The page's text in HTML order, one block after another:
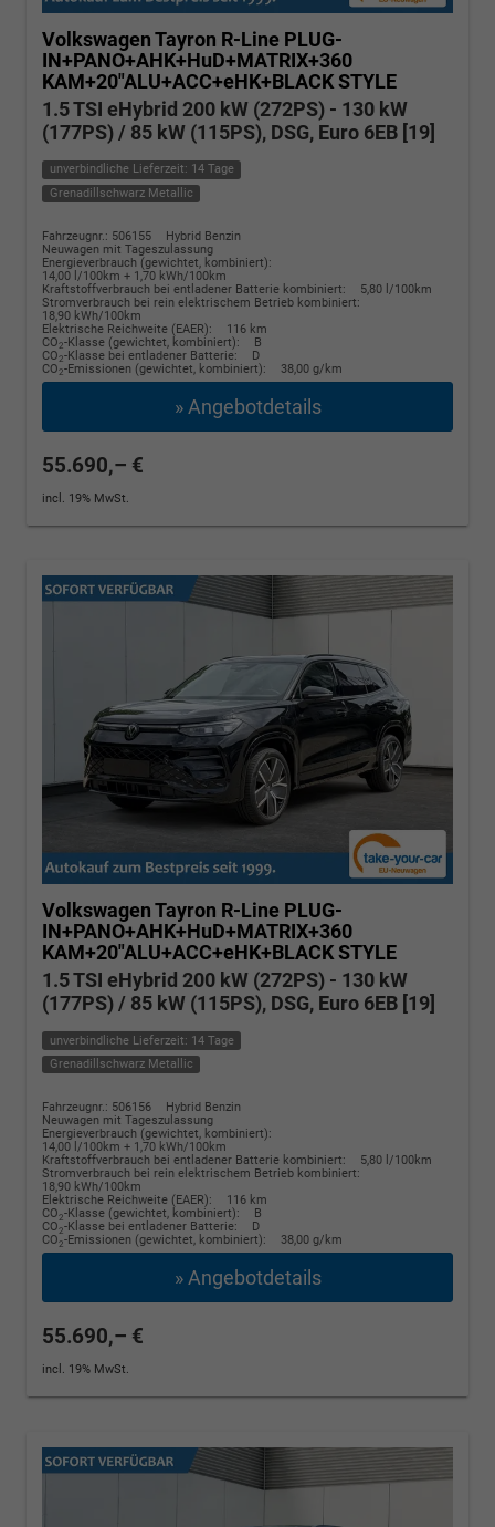
Volkswagen Tayron R-Line PLUG-
IN+PANO+AHK+HuD+MATRIX+360
KAM+20"ALU+ACC+eHK+BLACK STYLE
1.5 TSI eHybrid 200 kW (272PS) - 130 kW
(177PS) / 85 kW (115PS), DSG, Euro 6EB [19]
unverbindliche Lieferzeit: 14 Tage
Grenadillschwarz Metallic
Fahrzeugnr.: 506155
Hybrid Benzin
Neuwagen mit Tageszulassung
Energieverbrauch (gewichtet, kombiniert):
14,00 l/100km + 1,70 kWh/100km
Kraftstoffverbrauch bei entladener Batterie kombiniert:
5,80 l/100km
Stromverbrauch bei rein elektrischem Betrieb kombiniert:
18,90 kWh/100km
Elektrische Reichweite (EAER):
116 km
CO2-Klasse (gewichtet, kombiniert):
B
CO2-Klasse bei entladener Batterie:
D
CO2-Emissionen (gewichtet, kombiniert): 38,00 g/km
» Angebotdetails
55.690,– €
incl. 19% MwSt.
Volkswagen Tayron R-Line PLUG-
IN+PANO+AHK+HuD+MATRIX+360
KAM+20"ALU+ACC+eHK+BLACK STYLE
1.5 TSI eHybrid 200 kW (272PS) - 130 kW
(177PS) / 85 kW (115PS), DSG, Euro 6EB [19]
unverbindliche Lieferzeit: 14 Tage
Grenadillschwarz Metallic
Fahrzeugnr.: 506156
Hybrid Benzin
Neuwagen mit Tageszulassung
Energieverbrauch (gewichtet, kombiniert):
14,00 l/100km + 1,70 kWh/100km
Kraftstoffverbrauch bei entladener Batterie kombiniert:
5,80 l/100km
Stromverbrauch bei rein elektrischem Betrieb kombiniert:
18,90 kWh/100km
Elektrische Reichweite (EAER):
116 km
CO2-Klasse (gewichtet, kombiniert):
B
CO2-Klasse bei entladener Batterie:
D
CO2-Emissionen (gewichtet, kombiniert): 38,00 g/km
» Angebotdetails
55.690,– €
incl. 19% MwSt.